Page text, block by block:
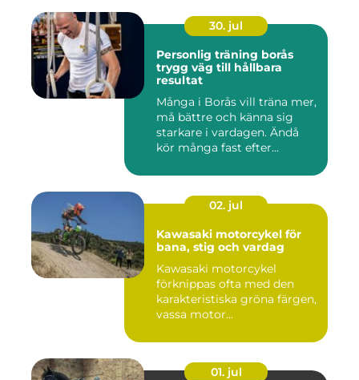
30. jul
Personlig träning borås
trygg väg till hållbara
resultat
Många i Borås vill träna mer,
må bättre och känna sig
starkare i vardagen. Ändå
kör många fast efter...
02. jul
Kawasaki motorcykel för
bana, stig och vardag
Kawasaki motorcykel
förknippas ofta med den
karakteristiska gröna färgen,
vassa motor...
01. jul